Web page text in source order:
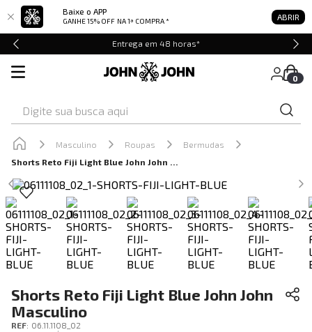
Baixe o APP
GANHE 15% OFF NA 1ª COMPRA * ABRIR
Entrega em 48 horas*
0
Masculino Roupas
Bermudas
Shorts Reto Fiji Light Blue John John Masculino
Shorts Reto Fiji Light Blue John John
Masculino
REF: 06.11.1108_02